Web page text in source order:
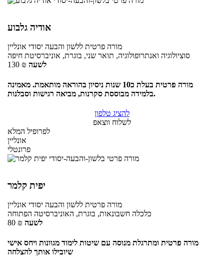
אודיה גלבוע
מורה פרטית ללשון והבעה יסודי אונליין
סוציולוגיה ואנתרופולוגיה, תואר שני, בוגרת, אוניברסיטת חיפה
130 ₪ לשעה
מורה פרטית בעלת כ10 שנות ניסיון בהוראה מותאמת. מאמינה
בלמידה מבוססת סקרנות, מביאה רגישות וסבלנות.
להציג טלפון
לשלוח ווצאפ
לפרופיל המלא
אונליין
פרונטלי
יפית קלמר
מורה פרטית ללשון והבעה יסודי אונליין
כלכלה חשבונאות, בוגרת, האוניברסיטה הפתוחה
80 ₪ לשעה
מורה פרטית ומתרגלת מנוסה עם שיטות לימוד מגוונות ויחס אישי
שיובילו אותך להצלחה